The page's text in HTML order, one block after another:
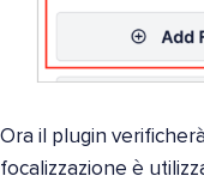
Ora il plugin
focalizzazione è